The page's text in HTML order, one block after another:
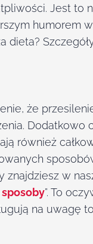
Jest to
humorem
dieta?
że
Dodatkowo
również
w
”. To
na uwagę